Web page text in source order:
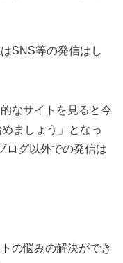
SNS等の発信はし
なサイトを見ると今
ましょう」となっ
ログ以外での発信は
の悩みの解決ができ